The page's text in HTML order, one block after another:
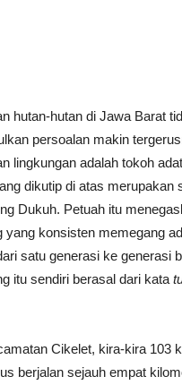
hutan-hutan di Jawa Barat
persoalan makin
lingkungan adalah tokoh
dikutip di atas merupakan
Dukuh. Petuah itu
konsisten memegang
satu generasi ke generasi
itu sendiri berasal dari kata
Cikelet, kira-kira 103
berjalan sejauh empat